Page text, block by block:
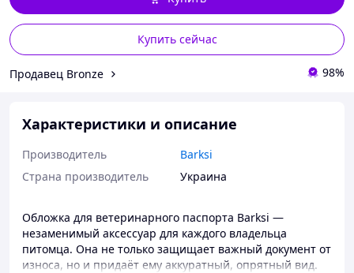
Купить сейчас
Продавец Bronze 98%
Характеристики и описание
Производитель
Barksi
Страна производитель
Украина
Обложка для ветеринарного паспорта Barksi —
незаменимый аксессуар для каждого владельца
питомца. Она не только защищает важный документ от
износа, но и придаёт ему аккуратный, опрятный вид.